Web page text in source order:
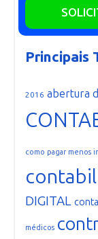
Principais
2016 abertura
como pagar menos
DIGITAL
médicos